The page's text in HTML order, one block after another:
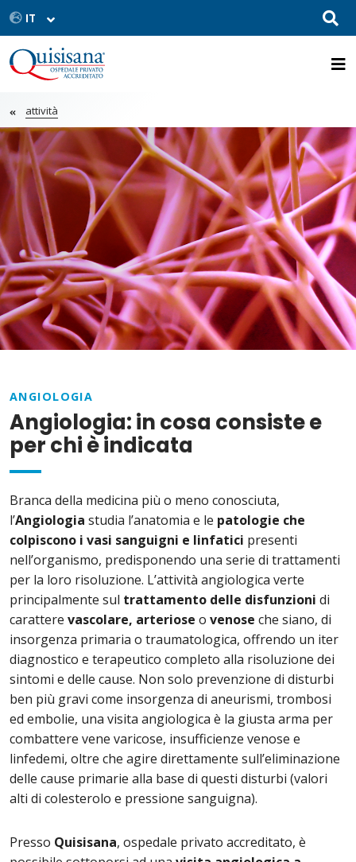
attività
ANGIOLOGIA
Angiologia: in cosa consiste e
per chi è indicata
Branca della medicina più o meno conosciuta,
l’Angiologia studia l’anatomia e le patologie che
colpiscono i vasi sanguigni e linfatici presenti
nell’organismo, predisponendo una serie di trattamenti
per la loro risoluzione. L’attività angiologica verte
principalmente sul trattamento delle disfunzioni di
carattere vascolare, arteriose o venose che siano, di
insorgenza primaria o traumatologica, offrendo un iter
diagnostico e terapeutico completo alla risoluzione dei
sintomi e delle cause. Non solo prevenzione di disturbi
ben più gravi come insorgenza di aneurismi, trombosi
ed embolie, una visita angiologica è la giusta arma per
combattere vene varicose, insufficienze venose e
linfedemi, oltre che agire direttamente sull’eliminazione
delle cause primarie alla base di questi disturbi (valori
alti di colesterolo e pressione sanguigna).
Presso Quisisana, ospedale privato accreditato, è